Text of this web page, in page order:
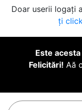
Doar userii logați
ți
Este
Felicitări! Aă